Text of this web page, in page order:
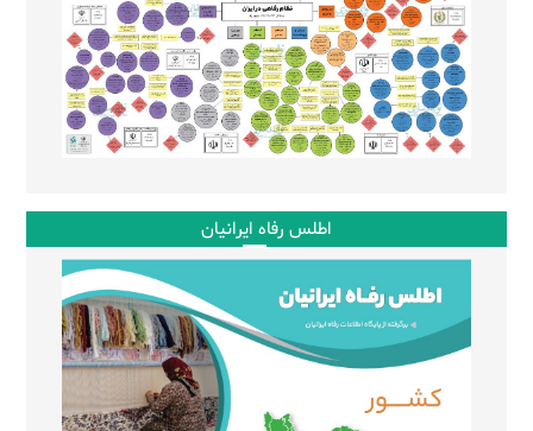
اطلس رفاه ایرانیان